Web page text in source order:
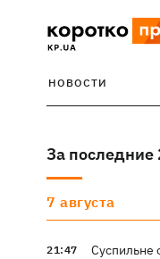
НОВОСТИ
За последние
7 августа
21:47
Суспильне